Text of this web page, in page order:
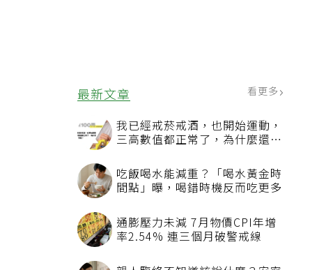
最新文章 看更多
我已經戒菸戒酒，也開始運動，
三高數值都正常了，為什麼還不
吃飯喝水能減重？「喝水黃金時
間點」曝，喝錯時機反而吃更多
通膨壓力未減 7月物價CPI年增
率2.54% 連三個月破警戒線